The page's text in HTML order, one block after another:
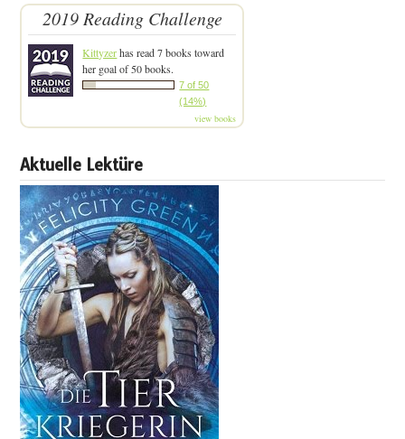
2019 Reading Challenge
Kittyzerhas read 7 books toward
her goal of 50 books.
7 of 50
(14%)
view books
Aktuelle Lektüre